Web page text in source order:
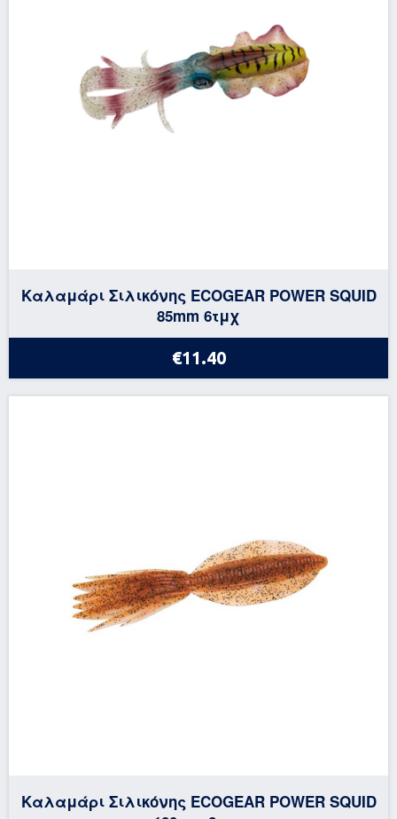
Καλαμάρι Σιλικόνης ECOGEAR POWER SQUID
85mm 6τμχ
€11.40
Καλαμάρι Σιλικόνης ECOGEAR POWER SQUID